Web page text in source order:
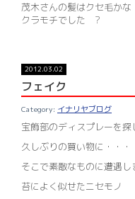
茂木さんの髪はクセ毛か
クラモチでした ?
2012.03.02
イナリヤブログ
フェイク
宝飾部のディスプレーを
久しぶりの買い物に・・・
そこで素敵なものに遭遇し
苔によく似せたニセモノ